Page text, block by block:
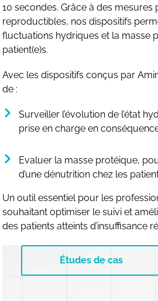
10 secondes. Grâce à des mesures
reproductibles, nos dispositifs
fluctuations hydriques et la masse
patient(e)s.
Avec les dispositifs conçus par
de :
Surveiller l’évolution de l’état
prise en charge en
Evaluer la masse protéique,
d’une dénutrition chez les
Un outil essentiel pour les
souhaitant optimiser le suivi et
des patients atteints d’insuffisance
Études de cas